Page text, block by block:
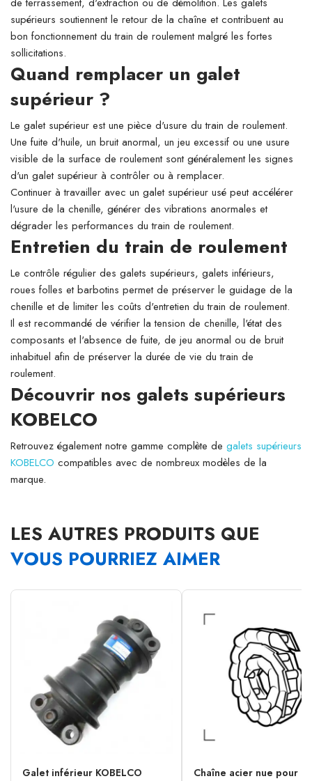
supérieurs soutiennent le retour de la chaîne et contribuent au
bon fonctionnement du train de roulement malgré les fortes
sollicitations.
Quand remplacer un galet
supérieur ?
Le galet supérieur est une pièce d'usure du train de roulement.
Une fuite d'huile, un bruit anormal, un jeu excessif ou une usure
visible de la surface de roulement sont généralement les signes
d'un galet supérieur à contrôler ou à remplacer.
Continuer à travailler avec un galet supérieur usé peut accélérer
l'usure de la chenille, générer des vibrations anormales et
dégrader les performances du train de roulement.
Entretien du train de roulement
Le contrôle régulier des galets supérieurs, galets inférieurs,
roues folles et barbotins permet de préserver le guidage de la
chenille et de limiter les coûts d'entretien du train de roulement.
Il est recommandé de vérifier la tension de chenille, l'état des
composants et l'absence de fuite, de jeu anormal ou de bruit
inhabituel afin de préserver la durée de vie du train de
roulement.
Découvrir nos galets supérieurs
KOBELCO
Retrouvez également notre gamme complète de galets supérieurs
KOBELCO compatibles avec de nombreux modèles de la
marque.
LES AUTRES PRODUITS QUE
VOUS POURRIEZ AIMER
Galet inférieur KOBELCO
Chaîne acier nue pour